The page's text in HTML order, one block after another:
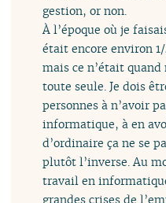
gestion, or non.
À l’époque où je
était encore environ
mais ce n’était
toute seule. Je dois
personnes à n’avoir
informatique, à en
d’ordinaire ça ne se
plutôt l’inverse. Au
travail en
grandes crises de